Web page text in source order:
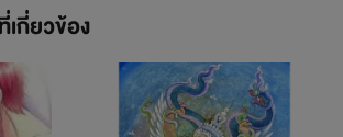
ฟิคนี้อัพช้า ;-;
กี่ยวข้อง